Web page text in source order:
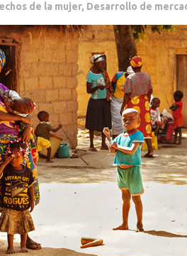
de la mujer, Desarrollo de